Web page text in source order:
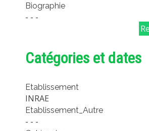
FORMATION DOCTORALE
PRODUCTION
MÉTHODES ET OUTILS
LOGICIELS
PUBLICATIONS SUR HAL
Biographie
- - -
Catégories et dates
Etablissement
INRAE
Etablissement_Autre
- - -